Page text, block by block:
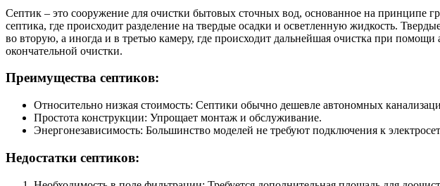
Септик – это сооружение для очистки бытовых сточных вод, основанное на принципе
септика, где происходит разделение на твердые осадки и осветленную жидкость.
во вторую, а иногда и в третью камеру, где происходит дальнейшая очистка при
окончательной очистки.
Преимущества септиков:
Относительно низкая стоимость: Септики обычно дешевле автономных
Простота конструкции: Упрощает монтаж и обслуживание.
Энергонезависимость: Большинство моделей не требуют подключения к
Недостатки септиков: